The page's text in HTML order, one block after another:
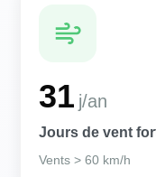
31 j/an
Jours de vent
Vents > 60 km/h